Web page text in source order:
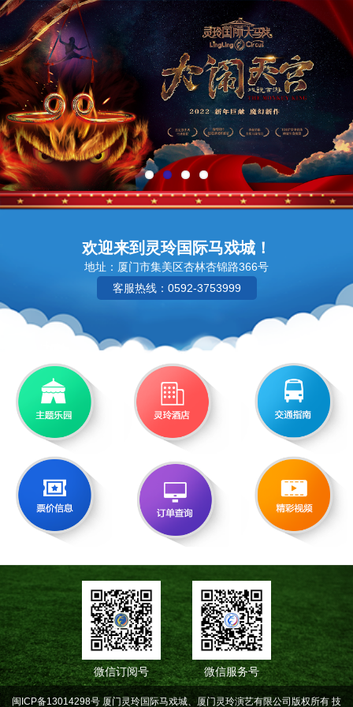
欢迎来到灵玲国际马戏城！
地址：厦门市集美区杏林杏锦路366号
客服热线：0592-3753999
微信订阅号 微信服务号
闽ICP备13014298号 厦门灵玲国际马戏城、厦门灵玲演艺有限公司版权所有 技